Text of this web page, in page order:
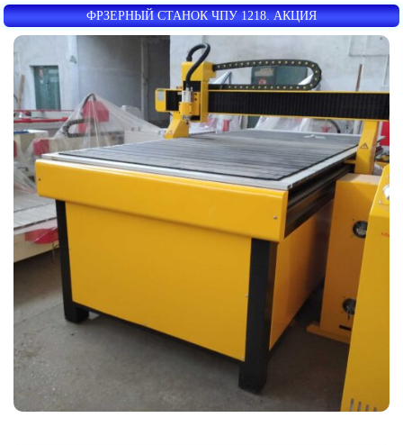
ФРЗЕРНЫЙ СТАНОК ЧПУ 1218. АКЦИЯ